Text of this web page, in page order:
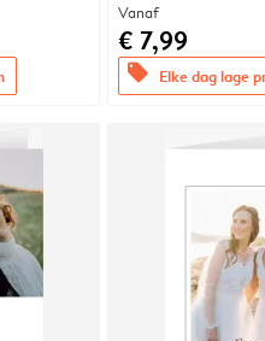
Vanaf
€ 7,99
offers Elke dag lage